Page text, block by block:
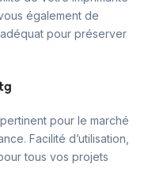
également de
pour préserver
pour le marché
Facilité d’utilisation,
tous vos projets